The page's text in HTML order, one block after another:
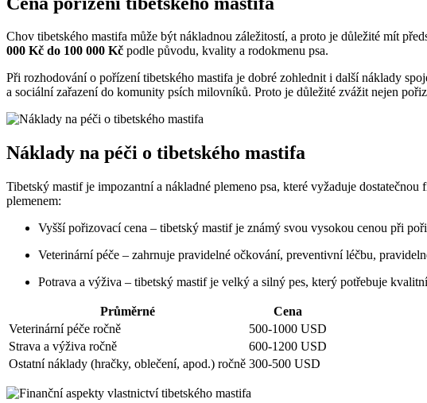
Chov tibetského mastifa může být nákladnou záležitostí, a proto je důležité mít
000 Kč do 100 000 Kč podle původu, kvality a rodokmenu psa.
Při rozhodování o pořízení tibetského mastifa je dobré zohlednit i další náklady
a sociální zařazení do komunity psích milovníků. Proto je důležité zvážit nejen
Náklady na péči o tibetského mastifa
Tibetský mastif je impozantní a nákladné plemeno psa, které vyžaduje
plemenem:
Vyšší pořizovací cena – tibetský mastif je známý svou vysokou cenou při
Veterinární péče – zahrnuje pravidelné očkování, preventivní léčbu,
Potrava a výživa – tibetský mastif je velký a silný pes, který potřebuje
Průměrné
Cena
Veterinární péče ročně
500-1000 USD
Strava a výživa ročně
600-1200 USD
Ostatní náklady (hračky, oblečení, apod.) ročně 300-500 USD